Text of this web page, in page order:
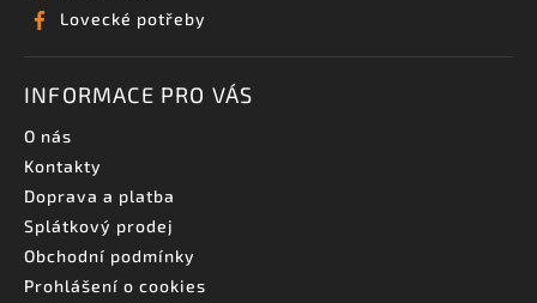
Lovecké potřeby
INFORMACE PRO VÁS
O nás
Kontakty
Doprava a platba
Splátkový prodej
Obchodní podmínky
Prohlášení o cookies